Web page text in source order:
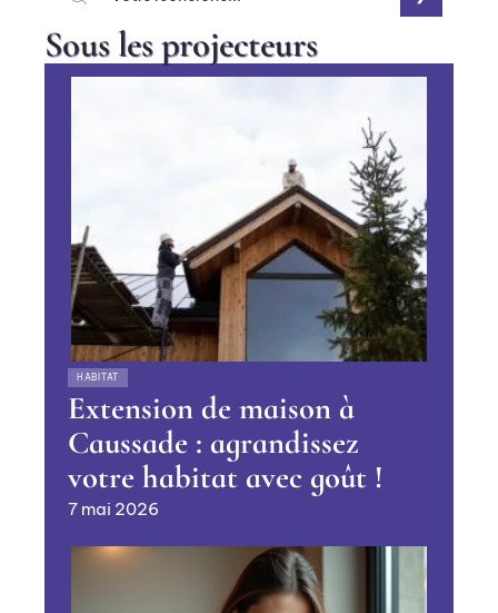
Sous les projecteurs
HABITAT
Extension de maison à
Caussade : agrandissez
votre habitat avec goût !
7 mai 2026